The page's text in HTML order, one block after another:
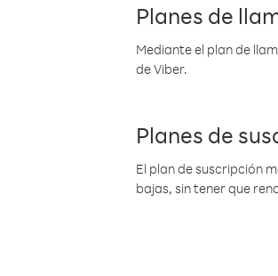
Planes de
Mediante el plan de
de Viber.
Planes de
El plan de suscripción
bajas, sin tener que